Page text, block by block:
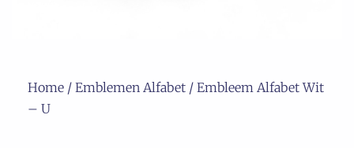
Home / Emblemen Alfabet / Embleem Alfabet Wit
– U